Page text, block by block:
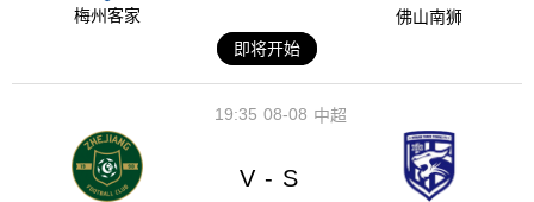
梅州客家
佛山南狮
即将开始
08-08
19:35 中超
V - S